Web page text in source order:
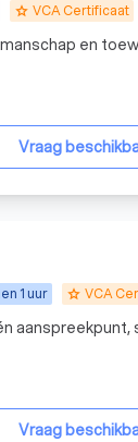
grade VCA Certificaat
en
Vraag
1 uur grade VCA
Vraag